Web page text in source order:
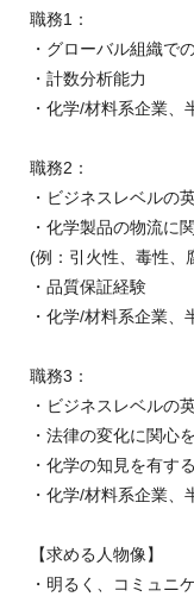
職務1：
・グローバル組織で
・計数分析能力
・化学/材料系企業
職務2：
・ビジネスレベルの
・化学製品の物流に
(例：引火性、毒性、
・品質保証経験
・化学/材料系企業
職務3：
・ビジネスレベルの
・法律の変化に関心
・化学の知見を有する
・化学/材料系企業
【求める人物像】
・明るく、コミュニ